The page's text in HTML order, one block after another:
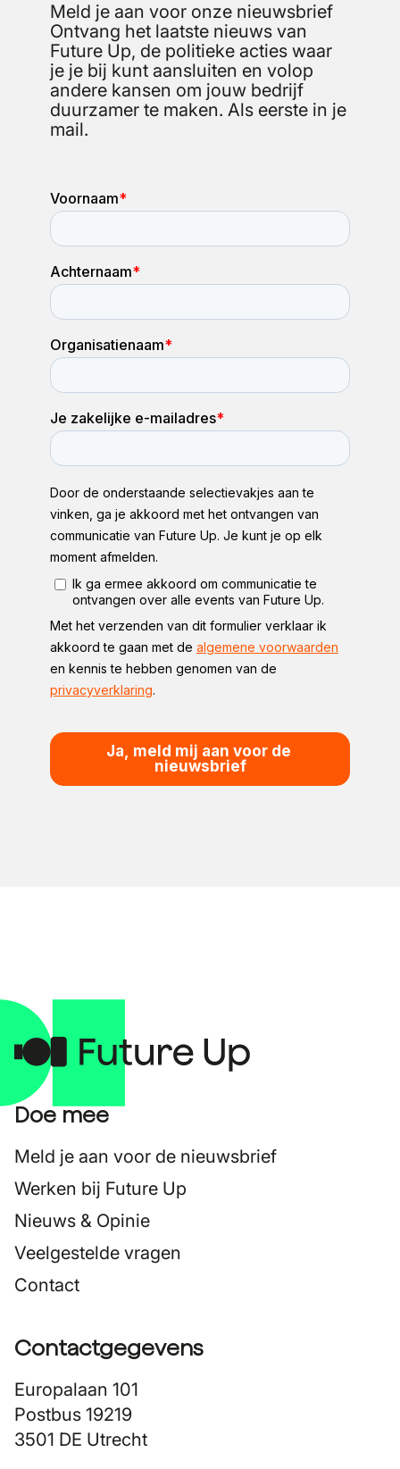
Meld je aan voor onze nieuwsbrief
Ontvang het laatste nieuws van
Future Up, de politieke acties waar
je je bij kunt aansluiten en volop
andere kansen om jouw bedrijf
duurzamer te maken. Als eerste in je
mail.
Doe mee
Meld je aan voor de nieuwsbrief
Werken bij Future Up
Nieuws & Opinie
Veelgestelde vragen
Contact
Contactgegevens
Europalaan 101
Postbus 19219
3501 DE Utrecht